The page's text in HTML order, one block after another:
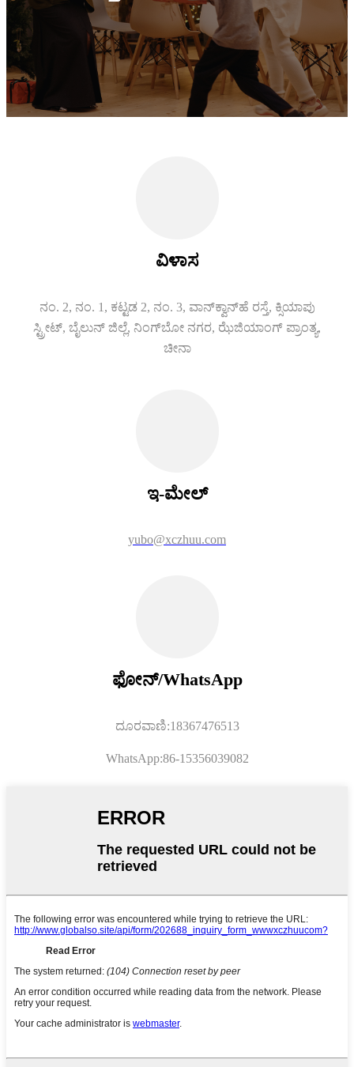
ವಿಳಾಸ
ನಂ. 2, ನಂ. 1, ಕಟ್ಟಡ 2, ನಂ. 3, ವಾನ್‌ಕ್ವಾನ್‌ಹೆ ರಸ್ತೆ, ಕ್ಸಿಯಾಪು
ಸ್ಟ್ರೀಟ್, ಬೈಲುನ್ ಜಿಲ್ಲೆ, ನಿಂಗ್‌ಬೋ ನಗರ, ಝೆಜಿಯಾಂಗ್ ಪ್ರಾಂತ್ಯ,
ಚೀನಾ
ಇ-ಮೇಲ್
yubo@xczhuu.com
ಫೋನ್/WhatsApp
ದೂರವಾಣಿ:18367476513
WhatsApp:86-15356039082